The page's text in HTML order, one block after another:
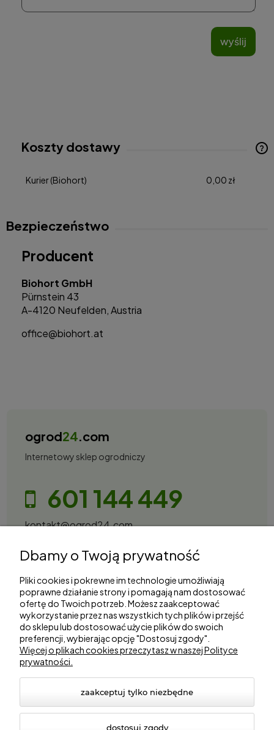
wyślij
Koszty dostawy
Cena nie zawiera ewentualnych kosztów płatności
Kurier(Biohort) 0,00 zł
Bezpieczeństwo
Producent
Biohort GmbH
Pürnstein 43
A-4120 Neufelden, Austria
office@biohort.at
ogrod24.com
Internetowy sklep ogrodniczy
601 144 449
kontakt@ogrod24.com
Gorzowska 27, 66-530 Trzebicz
Zakupy
Informacje
Marki
Dbamy o Twoją prywatność
Pliki cookies i pokrewne im technologie umożliwiają
poprawne działanie strony i pomagają nam dostosować
ofertę do Twoich potrzeb. Możesz zaakceptować
wykorzystanie przez nas wszystkich tych plików i przejść
do sklepu lub dostosować użycie plików do swoich
preferencji, wybierając opcję "Dostosuj zgody".
Więcej o plikach cookies przeczytasz w naszej Polityce
prywatności.
zaakceptuj tylko niezbędne
dostosuj zgody